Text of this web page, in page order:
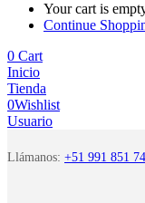
Your cart is
Continue
0 Cart
Inicio
Tienda
0Wishlist
Usuario
Llámanos: +51 991 851